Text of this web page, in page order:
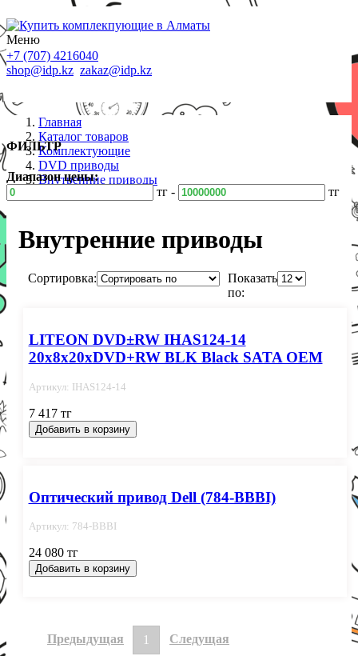
Меню
+7 (707) 4216040
shop@idp.kz zakaz@idp.kz
Главная
Каталог товаров
Комплектующие
DVD приводы
Внутренние приводы
ФИЛЬТР
Диапазон цены:
тг -
тг
Внутренние приводы
Сортировка:
Показать
по:
LITEON DVD±RW IHAS124-14
20x8x20xDVD+RW BLK Black SATA OEM
Артикул: IHAS124-14
7 417 тг
Добавить в корзину
Оптический привод Dell (784-BBBI)
Артикул: 784-BBBI
24 080 тг
Добавить в корзину
Предыдущая 1 Следущая